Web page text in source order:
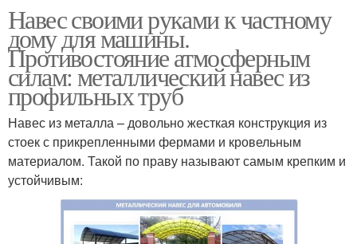
Навес своими руками к частному
дому для машины.
Противостояние атмосферным
силам: металлический навес из
профильных труб
Навес из металла – довольно жесткая конструкция из
стоек с прикрепленными фермами и кровельным
материалом. Такой по праву называют самым крепким и
устойчивым: